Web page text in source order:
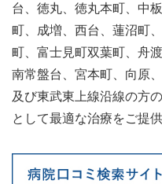
台、徳丸、徳丸本町、中
町、成増、西台、蓮沼町
町、富士見町双葉町、舟
南常盤台、宮本町、向原
及び東武東上線沿線の方
として最適な治療をご提